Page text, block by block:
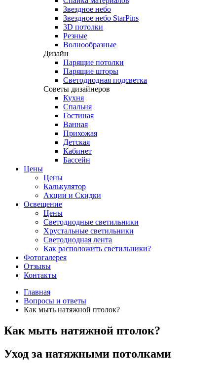
Звездное небо
Звездное небо StarPins
3D потолки
Резные
Волнообразные
Дизайн
Парящие потолки
Парящие шторы
Светодиодная подсветка
Советы дизайнеров
Кухня
Спальня
Гостиная
Ванная
Прихожая
Детская
Кабинет
Бассейн
Цены
Цены
Калькулятор
Акции и Скидки
Освещение
Цены
Светодиодные светильники
Хрустальные светильники
Светодиодная лента
Как расположить светильники?
Фотогалерея
Отзывы
Контакты
Главная
Вопросы и ответы
Как мыть натяжной птолок?
Как мыть натяжной птолок?
Уход за натяжными потолками